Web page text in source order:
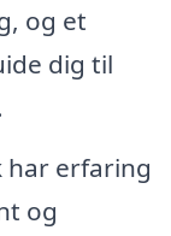
og et
dig til
har erfaring
og